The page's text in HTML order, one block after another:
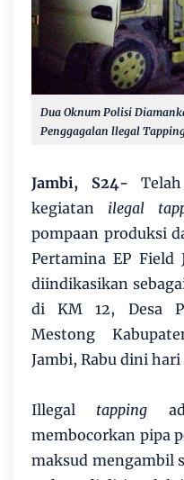
Dua Oknum Polisi
Penggagalan llegal
Jambi, S24-
kegiatan ilegal
pompaan produksi
Pertamina EP Field
diindikasikan
di KM 12, Desa
Mestong
Jambi, Rabu dini
Illegal tapping
membocorkan pipa
maksud mengambil